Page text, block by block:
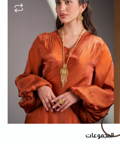
المجموعات